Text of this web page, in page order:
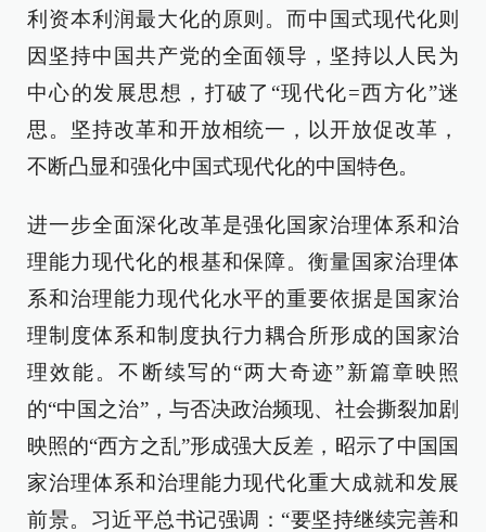
利资本利润最大化的原则。而中国式现代化则
因坚持中国共产党的全面领导，坚持以人民为
中心的发展思想，打破了“现代化=西方化”迷
思。坚持改革和开放相统一，以开放促改革，
不断凸显和强化中国式现代化的中国特色。
进一步全面深化改革是强化国家治理体系和治
理能力现代化的根基和保障。衡量国家治理体
系和治理能力现代化水平的重要依据是国家治
理制度体系和制度执行力耦合所形成的国家治
理效能。不断续写的“两大奇迹”新篇章映照
的“中国之治”，与否决政治频现、社会撕裂加剧
映照的“西方之乱”形成强大反差，昭示了中国国
家治理体系和治理能力现代化重大成就和发展
前景。习近平总书记强调：“要坚持继续完善和